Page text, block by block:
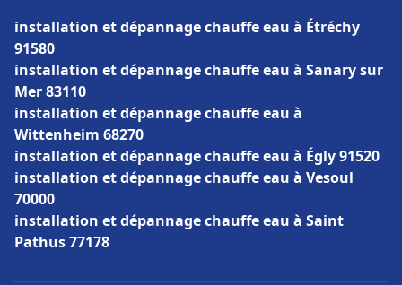
installation et dépannage chauffe eau à Étréchy
91580
installation et dépannage chauffe eau à Sanary sur
Mer 83110
installation et dépannage chauffe eau à
Wittenheim 68270
installation et dépannage chauffe eau à Égly 91520
installation et dépannage chauffe eau à Vesoul
70000
installation et dépannage chauffe eau à Saint
Pathus 77178